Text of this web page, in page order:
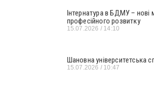
Інтернатура в БДМУ – нові
професійного розвитку
15.07.2026 14:10
Шановна університетська
15.07.2026 10:47